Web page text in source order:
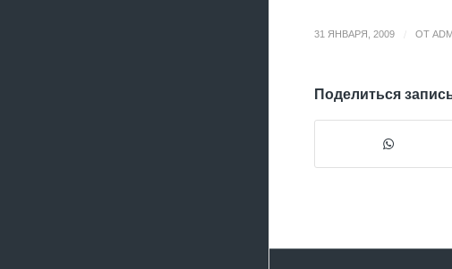
31 ЯНВАРЯ, 2009 ОТ
Поделиться